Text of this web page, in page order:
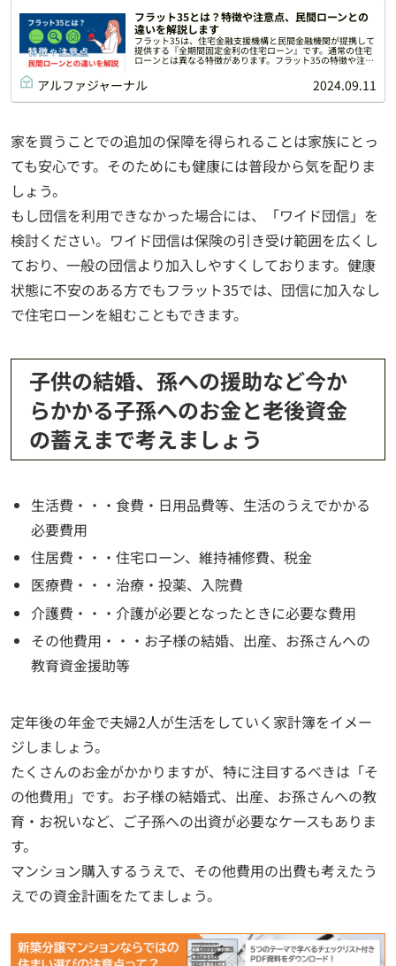
フラット35とは？特徴や注意点、民間ローンとの
違いを解説します
フラット35は、住宅金融支援機構と民間金融機関が提携して
提供する『全期間固定金利の住宅ローン』です。通常の住宅
ローンとは異なる特徴があります。フラット35の特徴や注意
アルファジャーナル 2024.09.11
家を買うことでの追加の保障を得られることは家族にとっ
ても安心です。そのためにも健康には普段から気を配りま
しょう。
もし団信を利用できなかった場合には、「ワイド団信」を
検討ください。ワイド団信は保険の引き受け範囲を広くし
ており、一般の団信より加入しやすくしております。健康
状態に不安のある方でもフラット35では、団信に加入なし
で住宅ローンを組むこともできます。
子供の結婚、孫への援助など今か
らかかる子孫へのお金と老後資金
の蓄えまで考えましょう
生活費・・・食費・日用品費等、生活のうえでかかる
必要費用
住居費・・・住宅ローン、維持補修費、税金
医療費・・・治療・投薬、入院費
介護費・・・介護が必要となったときに必要な費用
その他費用・・・お子様の結婚、出産、お孫さんへの
教育資金援助等
定年後の年金で夫婦2人が生活をしていく家計簿をイメー
ジしましょう。
たくさんのお金がかかりますが、特に注目するべきは「そ
の他費用」です。お子様の結婚式、出産、お孫さんへの教
育・お祝いなど、ご子孫への出資が必要なケースもありま
す。
マンション購入するうえで、その他費用の出費も考えたう
えでの資金計画をたてましょう。